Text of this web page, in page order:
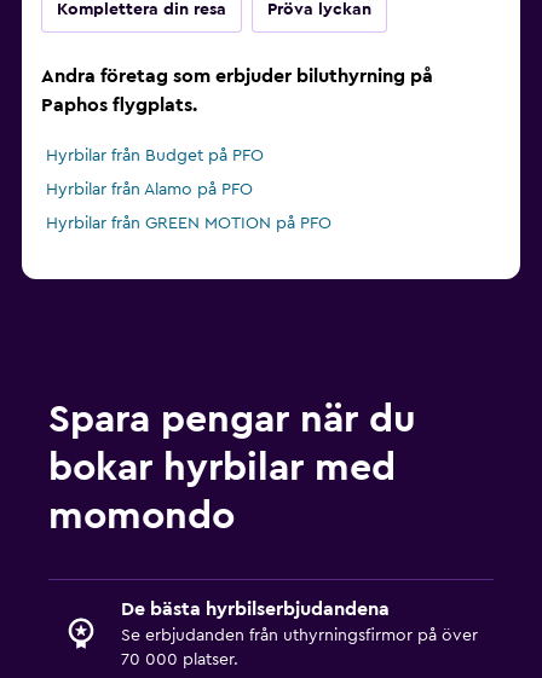
Komplettera din resa Pröva lyckan
Andra företag som erbjuder biluthyrning på
Paphos flygplats.
Hyrbilar från Budget på PFO
Hyrbilar från Alamo på PFO
Hyrbilar från GREEN MOTION på PFO
Spara pengar när du
bokar hyrbilar med
momondo
De bästa hyrbilserbjudandena
Se erbjudanden från uthyrningsfirmor på över
70 000 platser.